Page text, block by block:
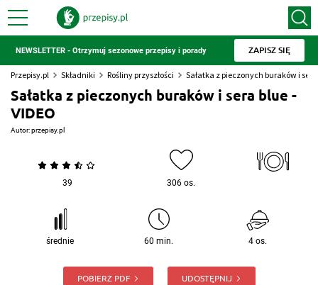
NEWSLETTER - Otrzymuj sezonowe przepisy i porady ZAPISZ SIĘ
Przepisy.pl Składniki Rośliny przyszłości Sałatka z pieczonych buraków i
Sałatka z pieczonych buraków i sera blue -
VIDEO
Autor:przepisy.pl
39 306 os.
średnie 60 min. 4 os.
POBIERZ PDF UDOSTĘPNIJ